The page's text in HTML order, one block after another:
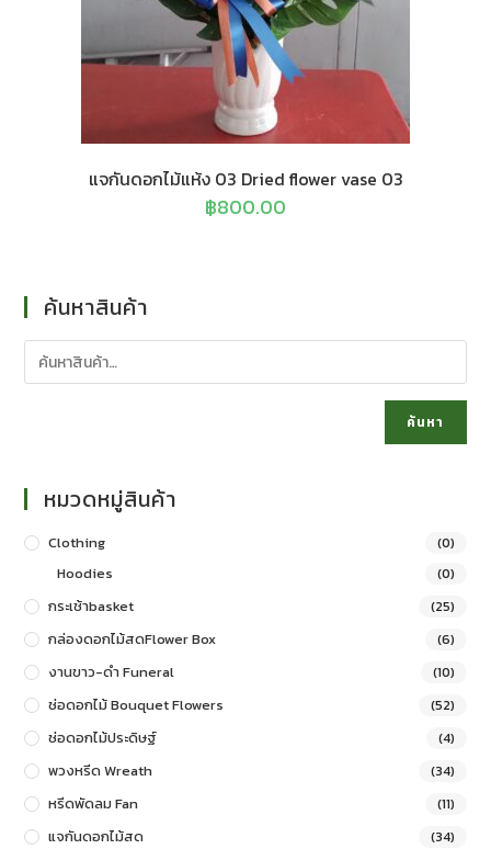
แจกันดอกไม้แห้ง 03 Dried flower vase 03
฿800.00
ค้นหาสินค้า
ค้นหา
หมวดหมู่สินค้า
Clothing (0)
Hoodies (0)
กระเช้าbasket (25)
กล่องดอกไม้สดFlower Box (6)
งานขาว-ดำ Funeral (10)
ช่อดอกไม้ Bouquet Flowers (52)
ช่อดอกไม้ประดิษฐ์ (4)
พวงหรีด Wreath (34)
หรีดพัดลม Fan (11)
แจกันดอกไม้สด (34)